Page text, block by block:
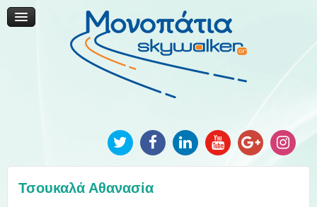
Μονοπάτια Καινοτομίας
Μονοπάτια Τοπικής Ανάπτυξης
Ανακοινώσεις
Φωτογραφίες
Τσουκαλά Αθανασία